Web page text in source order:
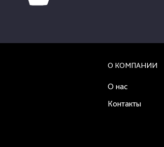
О КОМПАНИИ
О нас
Контакты